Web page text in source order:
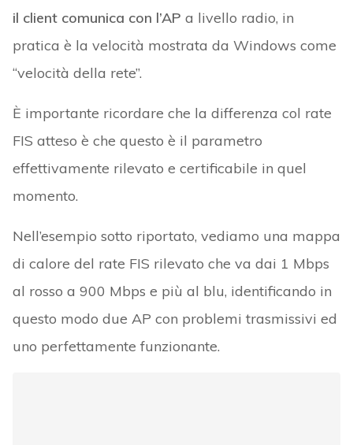
il client comunica con l’AP a livello radio, in
pratica è la velocità mostrata da Windows come
“velocità della rete”.
È importante ricordare che la differenza col rate
FIS atteso è che questo è il parametro
effettivamente rilevato e certificabile in quel
momento.
Nell’esempio sotto riportato, vediamo una mappa
di calore del rate FIS rilevato che va dai 1 Mbps
al rosso a 900 Mbps e più al blu, identificando in
questo modo due AP con problemi trasmissivi ed
uno perfettamente funzionante.